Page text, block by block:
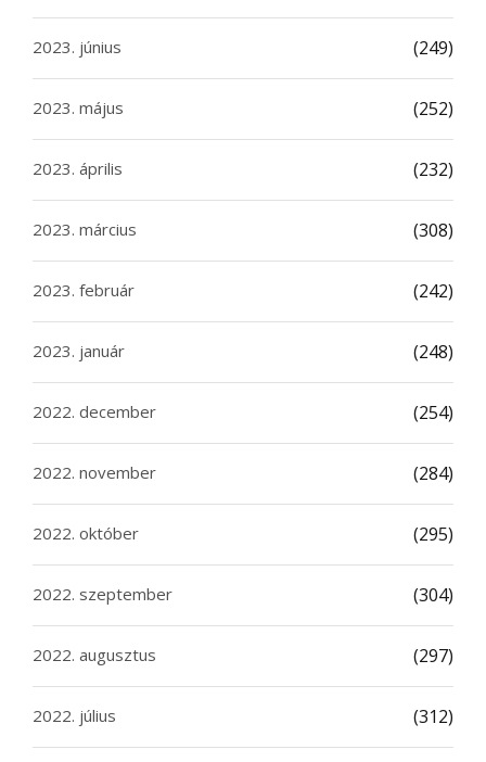
2023. június (249)
2023. május (252)
2023. április (232)
2023. március (308)
2023. február (242)
2023. január (248)
2022. december (254)
2022. november (284)
2022. október (295)
2022. szeptember (304)
2022. augusztus (297)
2022. július (312)